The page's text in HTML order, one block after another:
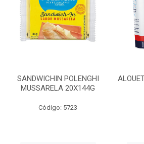
SANDWICHIN POLENGHI
MUSSARELA 20X144G
Código: 5723